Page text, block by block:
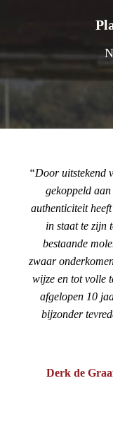
Door uitstekend
gekoppeld
authenticiteit
in staat te zijn
bestaande
zwaar
wijze en tot volle
afgelopen 10
bijzonder
Derk de